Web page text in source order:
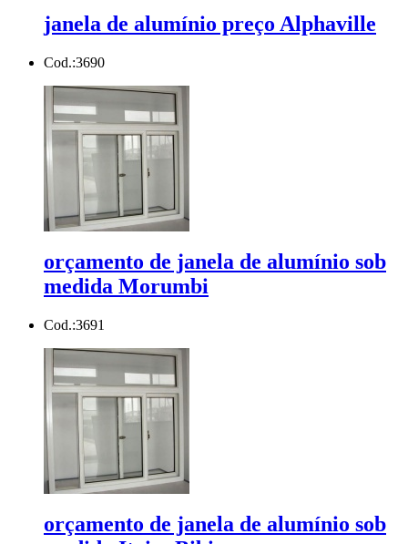
janela de alumínio preço Alphaville
Cod.:3690
orçamento de janela de alumínio sob
medida Morumbi
Cod.:3691
orçamento de janela de alumínio sob